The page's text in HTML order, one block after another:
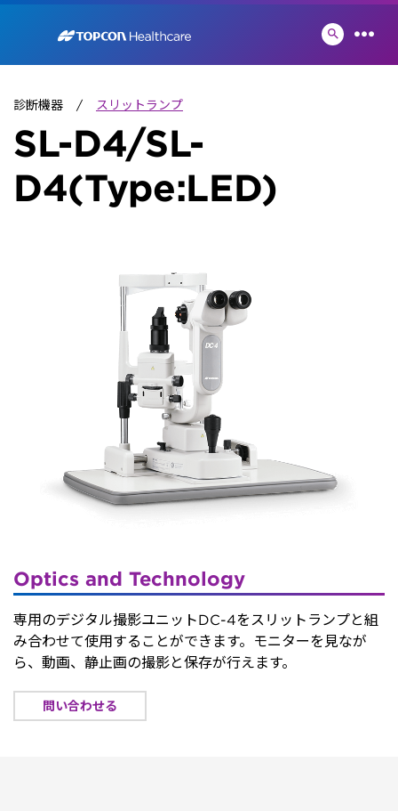
content
検
索
メ
診断機器 スリットランプ
SL-D4/SL-
D4(Type:LED)
Optics and Technology
専用のデジタル撮影ユニットDC-4をスリットランプと組
み合わせて使用することができます。モニターを見なが
ら、動画、静止画の撮影と保存が行えます。
問い合わせる